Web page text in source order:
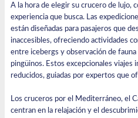
A la hora de elegir su crucero de lujo,
experiencia que busca. Las
están diseñadas para pasajeros que
inaccesibles, ofreciendo actividades
entre icebergs y observación de
pingüinos. Estos excepcionales viajes
reducidos, guiadas por expertos que
Los cruceros por el Mediterráneo, el
centran en la relajación y el